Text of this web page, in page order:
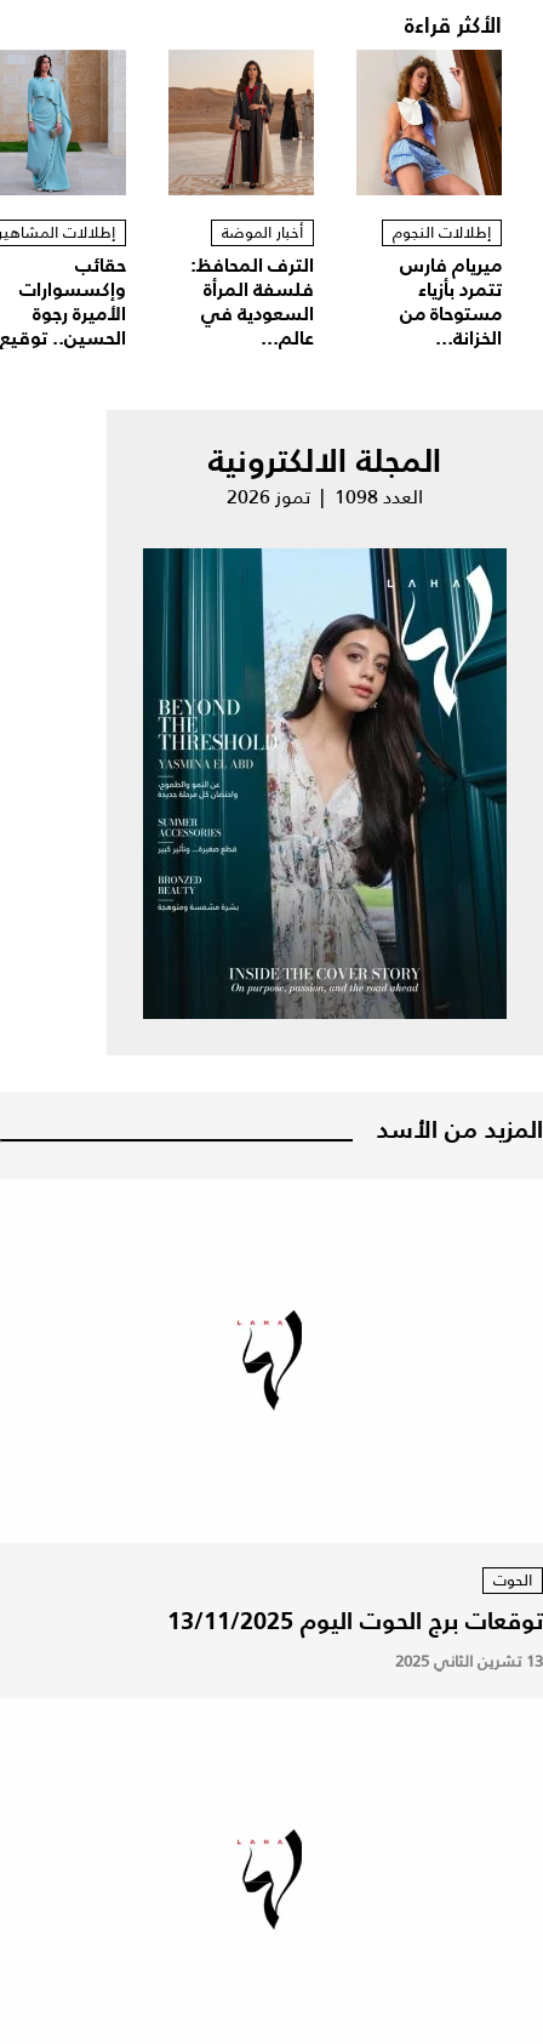
الأكثر قراءة
إطلالات النجوم
ميريام فارس
تتمرد بأزياء
مستوحاة من
الخزانة...
أخبار الموضة
الترف المحافظ:
فلسفة المرأة
السعودية في
عالم...
إطلالات
حقائب
وإكسسوارات
الأميرة رجوة
الحسين..
المجلة الالكترونية
العدد 1098 | تموز 2026
المزيد من الأسد
الحوت
توقعات برج الحوت اليوم 13/11/2025
13 تشرين الثاني 2025